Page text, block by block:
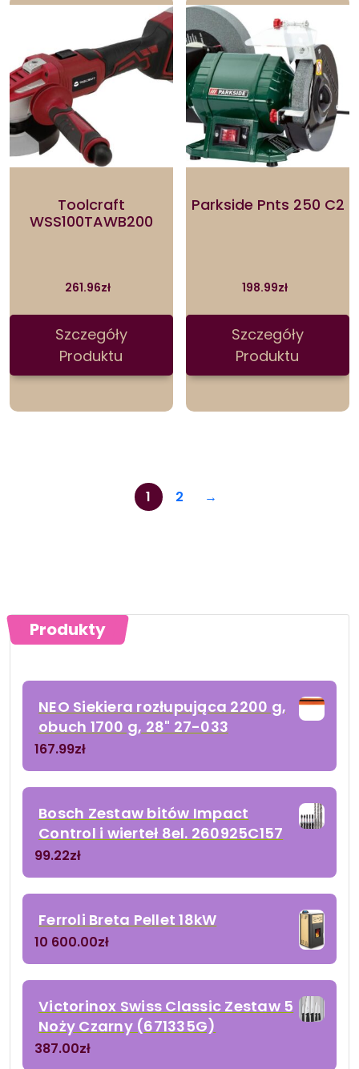
Toolcraft
WSS100TAWB200
261.96zł
Szczegóły
Produktu
Parkside Pnts 250 C2
198.99zł
Szczegóły
Produktu
1 2 →
Produkty
NEO Siekiera rozłupująca 2200 g,
obuch 1700 g, 28" 27-033
167.99zł
Bosch Zestaw bitów Impact
Control i wierteł 8el. 260925C157
99.22zł
Ferroli Breta Pellet 18kW
10 600.00zł
Victorinox Swiss Classic Zestaw 5
Noży Czarny (671335G)
387.00zł